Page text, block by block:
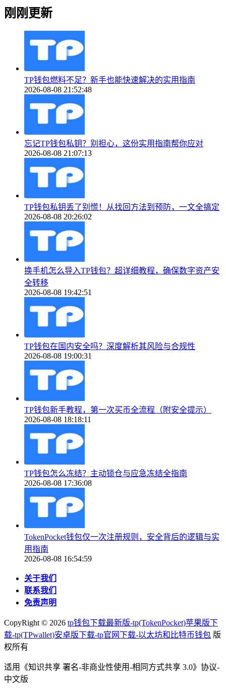
刚刚更新
TP钱包燃料不足？新手也能快速解决的实用指南
2026-08-08 21:52:48
忘记TP钱包私钥？别担心，这份实用指南帮你应对
2026-08-08 21:07:13
TP钱包私钥丢了别慌！从找回方法到预防，一文全搞定
2026-08-08 20:26:02
换手机怎么导入TP钱包？超详细教程，确保数字资产安
全转移
2026-08-08 19:42:51
TP钱包在国内安全吗？深度解析其风险与合规性
2026-08-08 19:00:31
TP钱包新手教程，第一次买币全流程（附安全提示）
2026-08-08 18:18:11
TP钱包怎么冻结？主动锁仓与应急冻结全指南
2026-08-08 17:36:08
TokenPocket钱包仅一次注册规则，安全背后的逻辑与实
用指南
2026-08-08 16:54:59
关于我们
联系我们
免责声明
CopyRight © 2026 tp钱包下载最新版-tp(TokenPocket)苹果版下
载-tp(TPwallet)安卓版下载-tp官网下载-以太坊和比特币钱包 版
权所有
适用《知识共享 署名-非商业性使用-相同方式共享 3.0》协议-
中文版